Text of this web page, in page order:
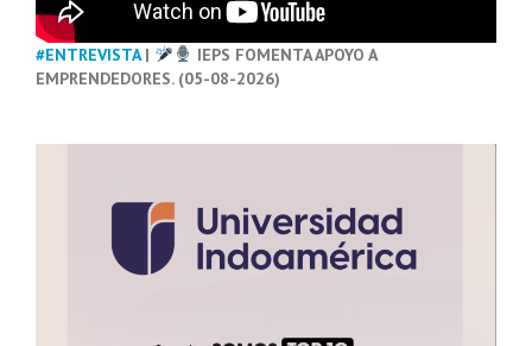
#ENTREVISTA|
IEPS FOMENTA APOYO A
EMPRENDEDORES. (05-08-2026)